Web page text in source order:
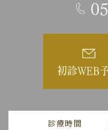
初診WEB
診療時間